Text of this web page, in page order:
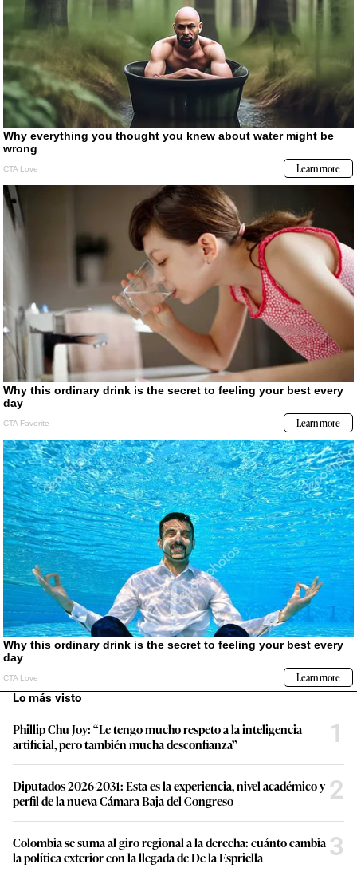
Lo más visto
Phillip Chu Joy: “Le tengo mucho respeto a la inteligencia
artificial, pero también mucha desconfianza”
1
Diputados 2026-2031: Esta es la experiencia, nivel académico y
perfil de la nueva Cámara Baja del Congreso
2
Colombia se suma al giro regional a la derecha: cuánto cambia
la política exterior con la llegada de De la Espriella
3